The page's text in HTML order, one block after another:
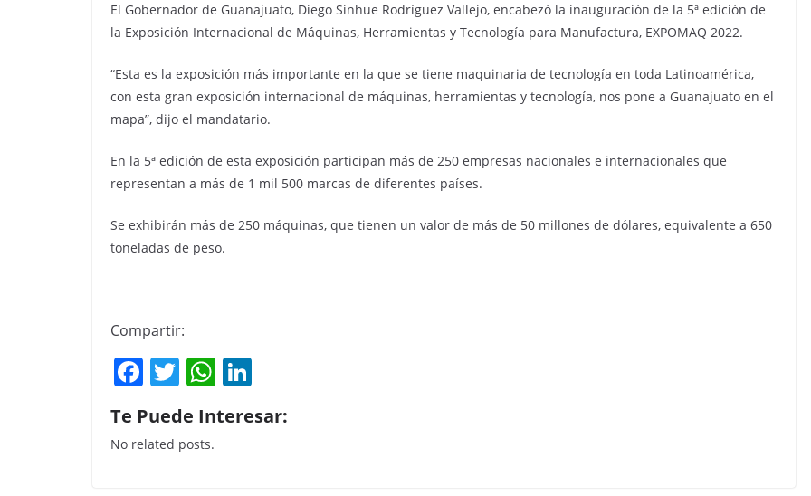
El Gobernador de Guanajuato, Diego Sinhue Rodríguez Vallejo, encabezó la inauguración de la 5ª edición de
la Exposición Internacional de Máquinas, Herramientas y Tecnología para Manufactura, EXPOMAQ 2022.
“Esta es la exposición más importante en la que se tiene maquinaria de tecnología en toda Latinoamérica,
con esta gran exposición internacional de máquinas, herramientas y tecnología, nos pone a Guanajuato en el
mapa”, dijo el mandatario.
En la 5ª edición de esta exposición participan más de 250 empresas nacionales e internacionales que
representan a más de 1 mil 500 marcas de diferentes países.
Se exhibirán más de 250 máquinas, que tienen un valor de más de 50 millones de dólares, equivalente a 650
toneladas de peso.
Compartir:
F
a
c
e
T
w
itt
er
W
h
at k
Te Puede Interesar:
No related posts.